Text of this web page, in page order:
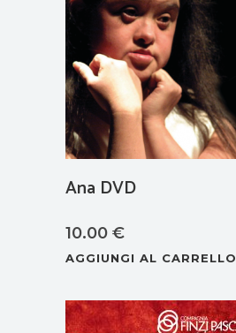
Ana DVD
10.00 €
AGGIUNGI AL CARRELLO